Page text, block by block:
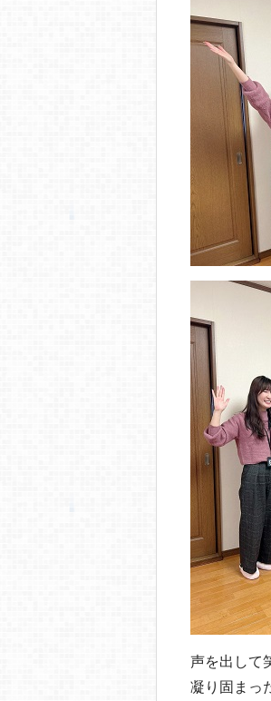
声を出して
凝り固まっ